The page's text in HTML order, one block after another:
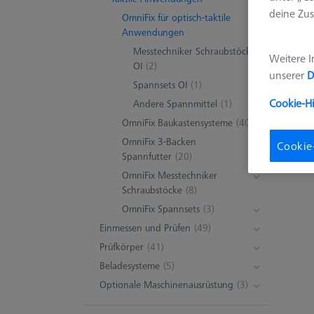
OmniFix für optisch-taktile
Anwendungen
Messtechniker Schraubstöcke
OI (2)
Spannsets OI (1)
Andere Spannmittel (1)
OmniFix Baukastensysteme (40)
OmniFix 3-Backen
Spannfutter (20)
OmniFix Messtechniker
Schraubstöcke (8)
OmniFix Spannsets (3)
Einmessen und Prüfen (49)
Prüfkörper (41)
Beladesysteme (5)
Optionale Maschinenausrüstung (3)
deine
Weitere
unserer
Cookie-